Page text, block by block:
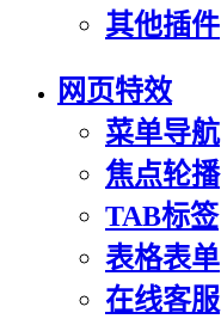
其他插件
网页特效
菜单导航
焦点轮播
TAB标签
表格表单
在线客服